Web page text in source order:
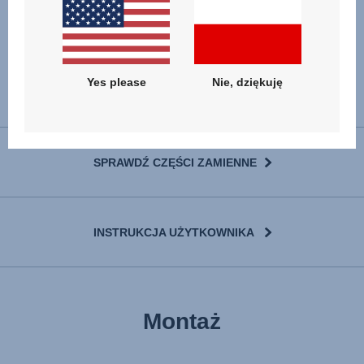
SPRAWDŹ CZĘŚCI ZAMIENNE
INSTRUKCJA UŻYTKOWNIKA
Montaż
Yes please Nie, dziękuję